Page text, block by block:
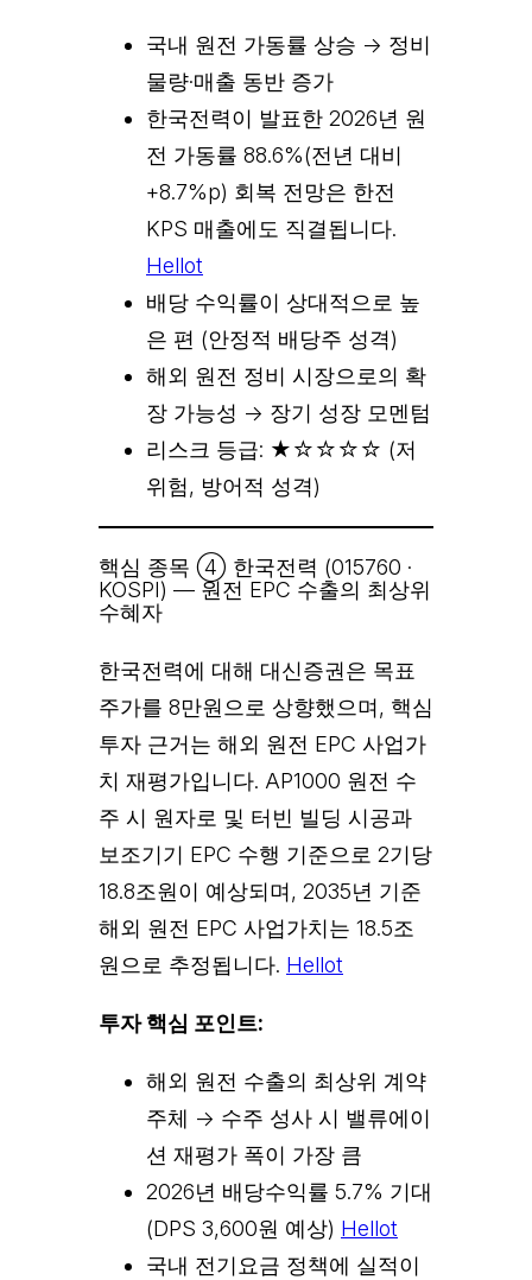
국내 원전 가동률 상승 → 정비
물량·매출 동반 증가
한국전력이 발표한 2026년 원
전 가동률 88.6%(전년 대비
+8.7%p) 회복 전망은 한전
KPS 매출에도 직결됩니다.
Hellot
배당 수익률이 상대적으로 높
은 편 (안정적 배당주 성격)
해외 원전 정비 시장으로의 확
장 가능성 → 장기 성장 모멘텀
리스크 등급: ★☆☆☆☆ (저
위험, 방어적 성격)
핵심 종목 ④ 한국전력 (015760 ·
KOSPI) — 원전 EPC 수출의 최상위
수혜자
한국전력에 대해 대신증권은 목표
주가를 8만원으로 상향했으며, 핵심
투자 근거는 해외 원전 EPC 사업가
치 재평가입니다. AP1000 원전 수
주 시 원자로 및 터빈 빌딩 시공과
보조기기 EPC 수행 기준으로 2기당
18.8조원이 예상되며, 2035년 기준
해외 원전 EPC 사업가치는 18.5조
원으로 추정됩니다. Hellot
투자 핵심 포인트:
해외 원전 수출의 최상위 계약
주체 → 수주 성사 시 밸류에이
션 재평가 폭이 가장 큼
2026년 배당수익률 5.7% 기대
(DPS 3,600원 예상) Hellot
국내 전기요금 정책에 실적이